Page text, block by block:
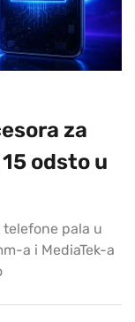
za
odsto u
pala u
a i MediaTek-a